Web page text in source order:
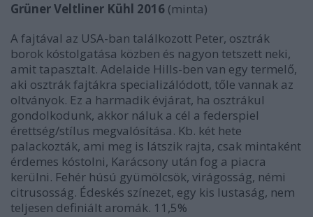
Grüner Veltliner Kühl 2016 (minta)
A fajtával az USA-ban találkozott Peter, osztrák
borok kóstolgatása közben és nagyon tetszett neki,
amit tapasztalt. Adelaide Hills-ben van egy termelő,
aki osztrák fajtákra specializálódott, tőle vannak az
oltványok. Ez a harmadik évjárat, ha osztrákul
gondolkodunk, akkor náluk a cél a federspiel
érettség/stílus megvalósítása. Kb. két hete
palackozták, ami meg is látszik rajta, csak mintaként
érdemes kóstolni, Karácsony után fog a piacra
kerülni. Fehér húsú gyümölcsök, virágosság, némi
citrusosság. Édeskés színezet, egy kis lustaság, nem
teljesen definiált aromák. 11,5%